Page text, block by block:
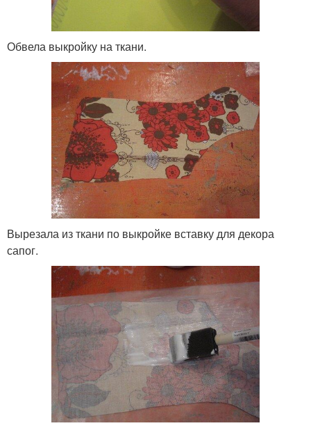
Обвела выкройку на ткани.
Вырезала из ткани по выкройке вставку для декора
сапог.